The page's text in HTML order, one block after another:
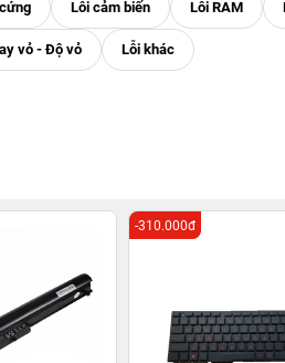
-310.000đ